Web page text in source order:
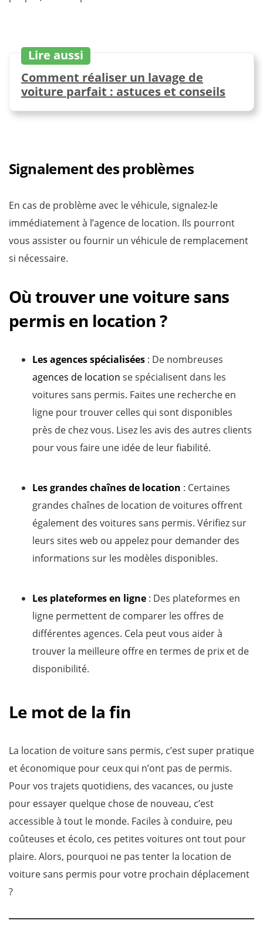
Lire aussi
Comment réaliser un lavage de
voiture parfait : astuces et conseils
Signalement des problèmes
En cas de problème avec le véhicule, signalez-le
immédiatement à l’agence de location. Ils pourront
vous assister ou fournir un véhicule de remplacement
si nécessaire.
Où trouver une voiture sans
permis en location ?
Les agences spécialisées : De nombreuses
agences de location se spécialisent dans les
voitures sans permis. Faites une recherche en
ligne pour trouver celles qui sont disponibles
près de chez vous. Lisez les avis des autres clients
pour vous faire une idée de leur fiabilité.
Les grandes chaînes de location : Certaines
grandes chaînes de location de voitures offrent
également des voitures sans permis. Vérifiez sur
leurs sites web ou appelez pour demander des
informations sur les modèles disponibles.
Les plateformes en ligne : Des plateformes en
ligne permettent de comparer les offres de
différentes agences. Cela peut vous aider à
trouver la meilleure offre en termes de prix et de
disponibilité.
Le mot de la fin
La location de voiture sans permis, c’est super pratique
et économique pour ceux qui n’ont pas de permis.
Pour vos trajets quotidiens, des vacances, ou juste
pour essayer quelque chose de nouveau, c’est
accessible à tout le monde. Faciles à conduire, peu
coûteuses et écolo, ces petites voitures ont tout pour
plaire. Alors, pourquoi ne pas tenter la location de
voiture sans permis pour votre prochain déplacement
?